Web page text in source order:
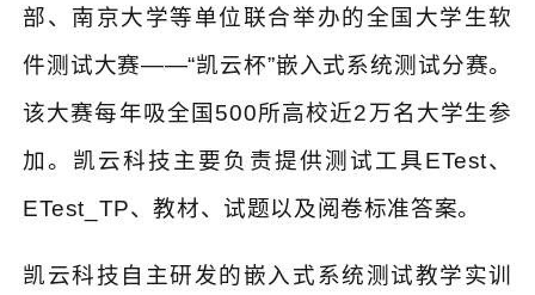
部、南京大学等单位联合举办的全国大学生软
件测试大赛——“凯云杯”嵌入式系统测试分赛。
该大赛每年吸全国 500所高校近2万名大学生参
加。凯云科技主要负责提供测试工具ETest、
ETest_TP、教材、试题以及阅卷标准答案。
凯云科技自主研发的嵌入式系统测试教学实训